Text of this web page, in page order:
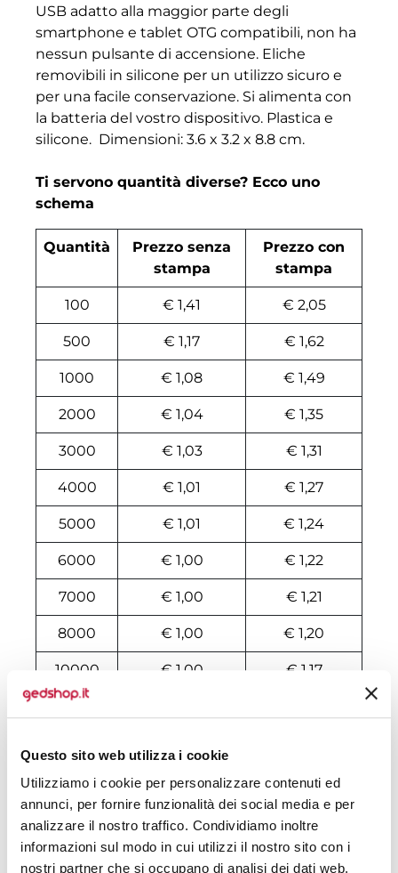
Questo sito web utilizza i cookie
Utilizziamo i cookie per personalizzare contenuti ed
annunci, per fornire funzionalità dei social media e per
analizzare il nostro traffico. Condividiamo inoltre
informazioni sul modo in cui utilizzi il nostro sito con i
nostri partner che si occupano di analisi dei dati web,
USB adatto alla maggior parte degli
smartphone e tablet OTG compatibili, non ha
nessun pulsante di accensione. Eliche
removibili in silicone per un utilizzo sicuro e
per una facile conservazione. Si alimenta con
la batteria del vostro dispositivo. Plastica e
silicone. Dimensioni: 3.6 x 3.2 x 8.8 cm.
Ti servono quantità diverse? Ecco uno
schema
Quantità
Prezzo senza
stampa
Prezzo con
stampa
100 € 1,41 € 2,05
500 € 1,17 € 1,62
1000 € 1,08 € 1,49
2000 € 1,04 € 1,35
3000 € 1,03 € 1,31
4000 € 1,01 € 1,27
5000 € 1,01 € 1,24
6000 € 1,00 € 1,22
7000 € 1,00 € 1,21
8000 € 1,00 € 1,20
10000 € 1,00 € 1,17
Domande e risposte
Prodotti alternativi